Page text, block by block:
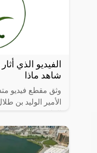
الفيديو الذي
شاهد ماذا
وثق مقطع فيديو
الأمير الوليد بن